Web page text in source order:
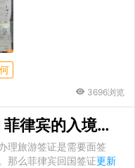
3696浏览
宾的入境签证有哪些
理旅游签证是需要面签
那么菲律宾回国签证更新